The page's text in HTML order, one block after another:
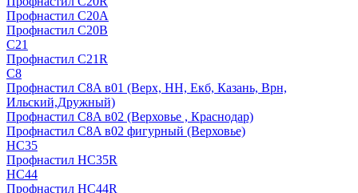
Профнастил С20А
Профнастил С20В
C21
Профнастил С21R
C8
Профнастил С8A в01 (Верх, НН, Екб, Казань, Врн,
Ильский,Дружный)
Профнастил С8A в02 (Верховье , Краснодар)
Профнастил С8A в02 фигурный (Верховье)
HС35
Профнастил HC35R
НС44
Профнастил НС44R